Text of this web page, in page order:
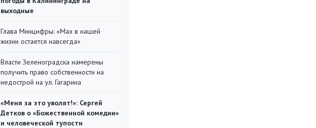
выходные
Глава Минцифры: «Мах в нашей
жизни остается навсегда»
Власти Зеленоградска намерены
получить право собственности на
недострой на ул. Гагарина
«Меня за это уволят!»: Сергей
Детков о «Божественной комедии»
и человеческой тупости